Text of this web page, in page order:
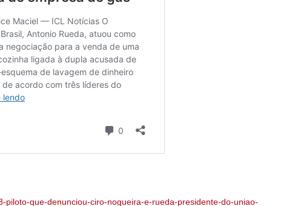
piloto-que-denunciou-ciro-nogueira-e-rueda-presidente-do-uniao-